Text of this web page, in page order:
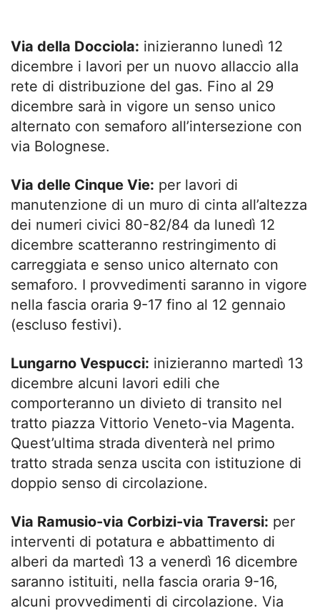
Via della Docciola: inizieranno lunedì 12
dicembre i lavori per un nuovo allaccio alla
rete di distribuzione del gas. Fino al 29
dicembre sarà in vigore un senso unico
alternato con semaforo all’intersezione con
via Bolognese.
Via delle Cinque Vie: per lavori di
manutenzione di un muro di cinta all’altezza
dei numeri civici 80-82/84 da lunedì 12
dicembre scatteranno restringimento di
carreggiata e senso unico alternato con
semaforo. I provvedimenti saranno in vigore
nella fascia oraria 9-17 fino al 12 gennaio
(escluso festivi).
Lungarno Vespucci: inizieranno martedì 13
dicembre alcuni lavori edili che
comporteranno un divieto di transito nel
tratto piazza Vittorio Veneto-via Magenta.
Quest’ultima strada diventerà nel primo
tratto strada senza uscita con istituzione di
doppio senso di circolazione.
Via Ramusio-via Corbizi-via Traversi: per
interventi di potatura e abbattimento di
alberi da martedì 13 a venerdì 16 dicembre
saranno istituiti, nella fascia oraria 9-16,
alcuni provvedimenti di circolazione. Via